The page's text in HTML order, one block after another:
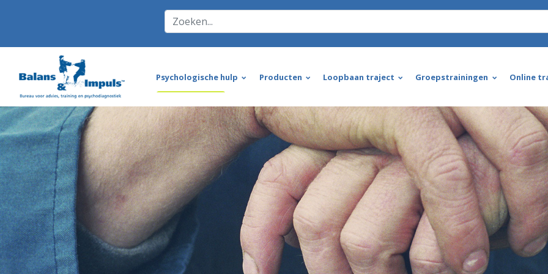
Psychologische hulp Producten Loopbaan traject Groepstrainingen Online
Aanmelden